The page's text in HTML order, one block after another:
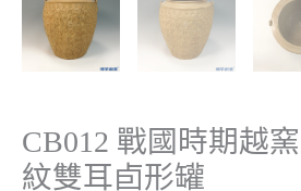
CB012 戰國時期越
紋雙耳卣形罐